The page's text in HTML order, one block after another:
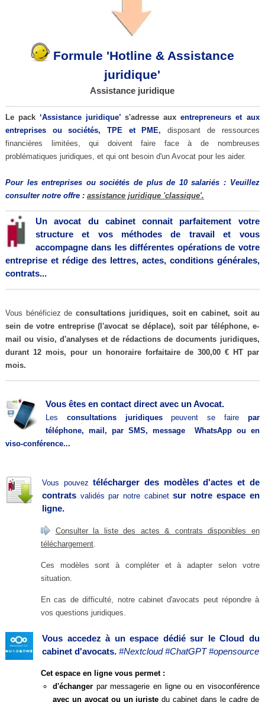
Formule 'Hotline & Assistance
juridique'
Assistance juridique
Le pack‘Assistance juridique’ s'adresse auxentrepreneurs et aux
entreprises ou sociétés, TPE et PME, disposant de ressources
financières limitées, qui doivent faire face à de nombreuses
problématiques juridiques, et qui ont besoin d'un Avocat pour les aider.
Pour les entreprises ou sociétés de plus de 10 salariés : Veuillez
consulter notre offre : assistance juridique 'classique'.
Un avocat du cabinet connait parfaitement votre
structure et vos méthodes de travail et vous
accompagne dans les différentes opérations de votre
entreprise et rédige des lettres, actes, conditions générales,
contrats...
Vous bénéficiez de consultations juridiques, soit en cabinet, soit au
sein de votre entreprise (l'avocat se déplace), soit par téléphone, e-
mail ou visio, d'analyses et de rédactions de documents juridiques,
durant 12 mois, pour un honoraire forfaitaire de 300,00 € HT par
mois.
Vous êtes en contact direct avec un Avocat.
Les consultations juridiques peuvent se faire
par
téléphone, mail, par SMS, message WhatsApp ou en
viso-conférence...
Vous pouvez télécharger des modèles d'actes et de
contrats validés par notre cabinet sur notre espace en
ligne.
Consulter la liste des actes & contrats disponibles en
téléchargement
Ces modèles sont à compléter et à adapter selon votre
situation.
En cas de difficulté, notre cabinet d'avocats peut répondre à
vos questions juridiques.
Vous accedez à un espace dédié sur le Cloud du
cabinet d'avocats. #Nextcloud #ChatGPT #opensource
Cet espace en ligne vous permet :
d'échanger par messagerie en ligne ou en visoconférence
avec un avocat ou un juriste du cabinet dans le cadre de